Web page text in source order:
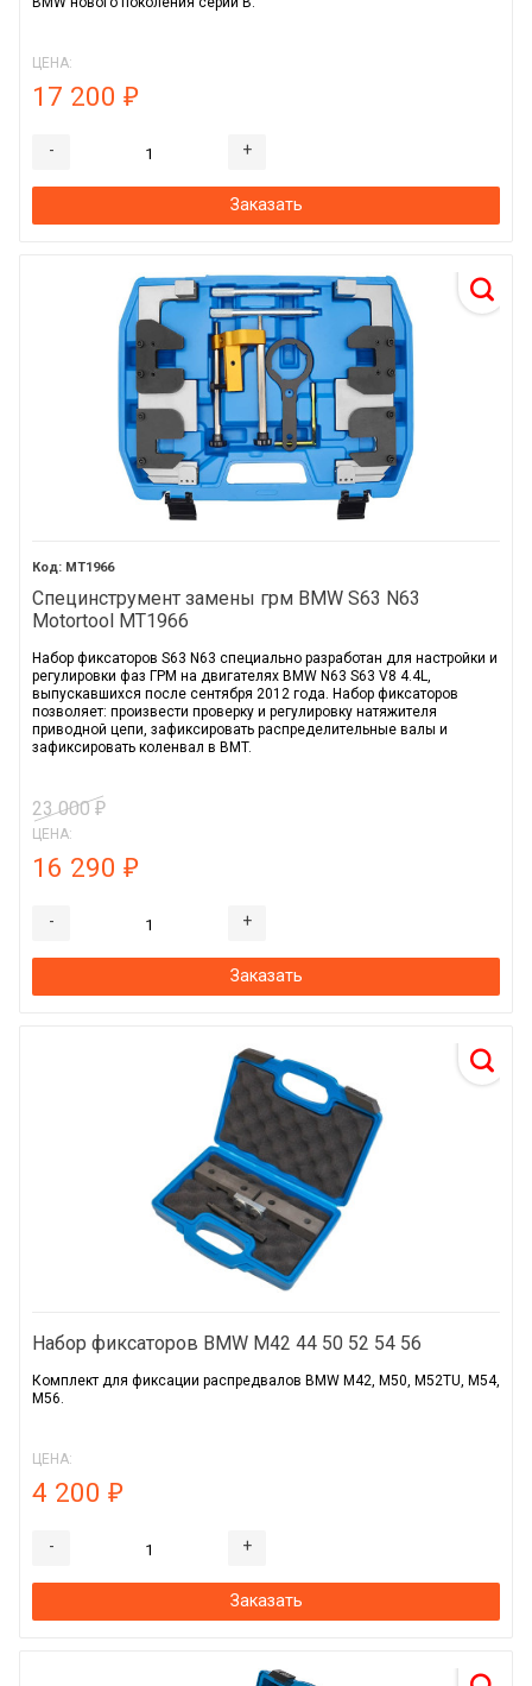
ЦЕНА:
17 200 ₽
- +
Заказать
MT1966
Специнструмент замены грм BMW S63 N63
Motortool MT1966
Набор фиксаторов S63 N63 специально разработан для настройки и
регулировки фаз ГРМ на двигателях BMW N63 S63 V8 4.4L,
выпускавшихся после сентября 2012 года. Набор фиксаторов
позволяет: произвести проверку и регулировку натяжителя
приводной цепи, зафиксировать распределительные валы и
зафиксировать коленвал в BMT.
23 000 ₽
ЦЕНА:
16 290 ₽
- +
Заказать
Набор фиксаторов BMW M42 44 50 52 54 56
Комплект для фиксации распредвалов BMW М42, М50, М52TU, М54,
М56.
ЦЕНА:
4 200 ₽
- +
Заказать